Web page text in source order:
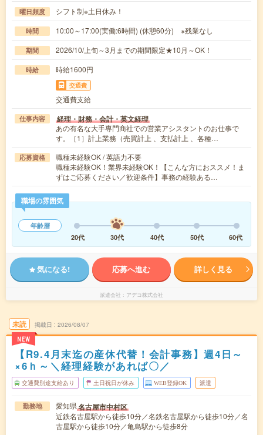
曜日頻度 シフト制※土日休み！
時間 10:00～17:00(実働:6時間) (休憩60分) ※残業なし
期間 2026/10/上旬～3月までの期間限定★10月～OK！
時給 時給1600円
交通費
交通費支給
仕事内容 経理・財務・会計・英文経理
あの有名な大手専門商社での営業アシスタントのお仕事で
す。［1］計上業務（売買計上 、支払計上 、各種…
応募資格
職種未経験OK / 英語力不要
職種未経験OK！業界未経験OK！【こんな方におススメ！ま
ずはご応募ください／歓迎条件】事務の経験ある…
職場の雰囲気
年齢層
20代
30代 40代 50代 60代
気になる! 応募へ進む 詳しく見る
派遣会社 アデコ株式会社
未読
NEW
掲載日 2026/08/07
【R9.4月末迄の産休代替！会計事務】週4日～
×6ｈ～＼経理経験があれば〇／
交通費別途支給あり 土日祝日が休み WEB登録OK 派遣
勤務地 愛知県名古屋市中村区
近鉄名古屋駅から徒歩10分／名鉄名古屋駅から徒歩10分／名
古屋駅から徒歩10分／亀島駅から徒歩8分